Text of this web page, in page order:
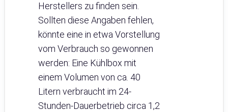
Herstellers zu finden sein.
Sollten diese Angaben fehlen,
könnte eine in etwa Vorstellung
vom Verbrauch so gewonnen
werden: Eine Kühlbox mit
einem Volumen von ca. 40
Litern verbraucht im 24-
Stunden-Dauerbetrieb circa 1,2